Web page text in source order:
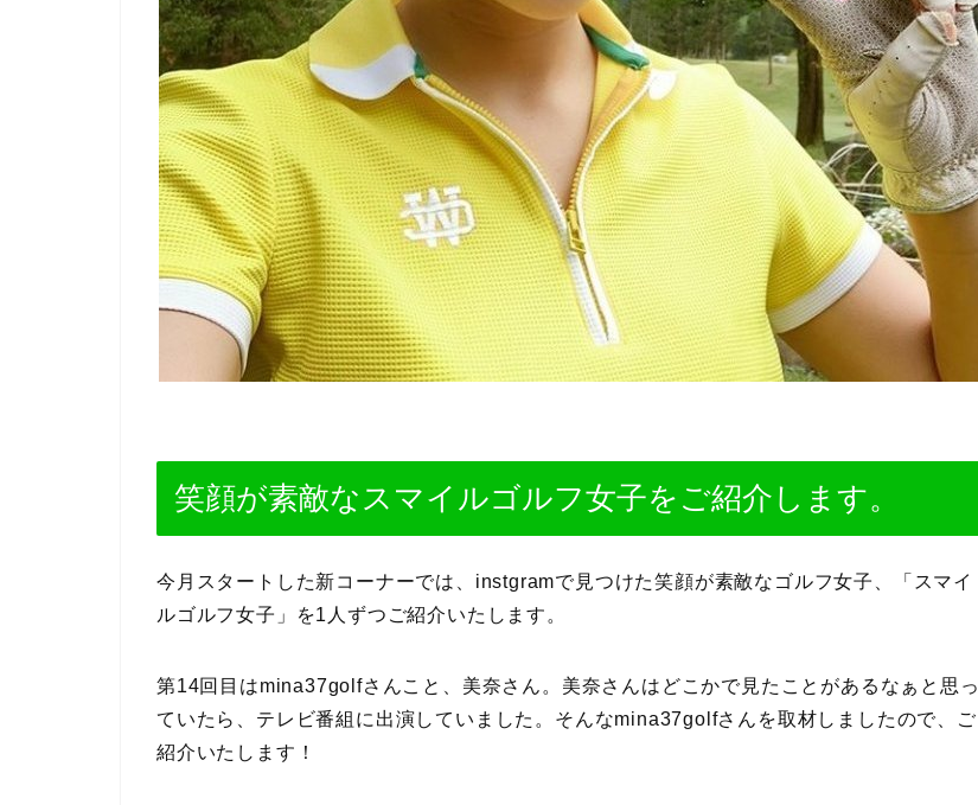
笑顔が素敵なスマイルゴルフ女子をご紹介します。
今月スタートした新コーナーでは、instgramで見つけた笑顔が素敵なゴルフ女子、「スマイ
ルゴルフ女子」を1人ずつご紹介いたします。
第14回目はmina37golfさんこと、美奈さん。美奈さんはどこかで見たことがあるなぁと思っ
ていたら、テレビ番組に出演していました。そんなmina37golfさんを取材しましたので、ご
紹介いたします！